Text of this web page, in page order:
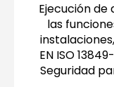
Ejecución de
las
EN ISO
Seguridad